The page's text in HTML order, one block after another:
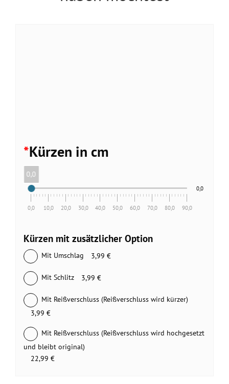
*Kürzen in cm
0,0
0,0 10,0 20,0 30,0 40,0 50,0 60,0 70,0 80,0 90,0
0,0
Kürzen mit zusätzlicher Option
Mit Umschlag 3,99 €
Mit Schlitz 3,99 €
Mit Reißverschluss (Reißverschluss wird kürzer)
3,99 €
Mit Reißverschluss (Reißverschluss wird hochgesetzt
und bleibt original)
22,99 €